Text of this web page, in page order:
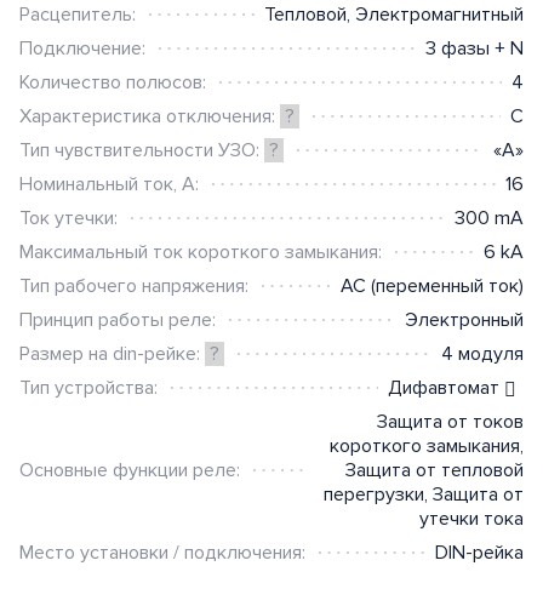
Расцепитель:
Тепловой, Электромагнитный
Подключение:
3 фазы + N
Количество полюсов:
4
Характеристика отключения: ?
C
Тип чувствительности УЗО: ?
«A»
Номинальный ток, А:
16
Ток утечки:
300 mA
Максимальный ток короткого замыкания:
6 kA
Тип рабочего напряжения:
AC (переменный ток)
Принцип работы реле:
Электронный
Размер на din-рейке: ?
4 модуля
Тип устройства:
Дифавтомат
Основные функции реле:
Защита от токов
короткого замыкания,
Защита от тепловой
перегрузки, Защита от
утечки тока
Место установки / подключения:
DIN-рейка